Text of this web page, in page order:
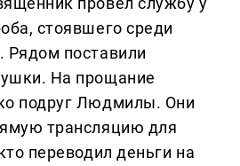
стоявшего среди
поставили
На прощание
подруг Людмилы. Они
трансляцию для
переводил деньги на